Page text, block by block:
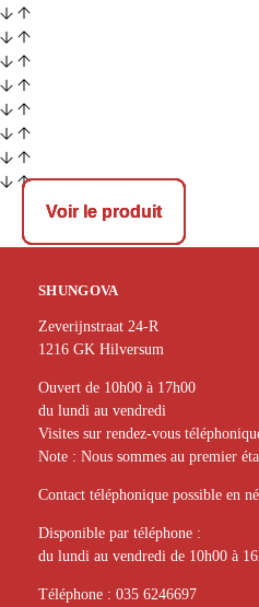
Voir le produit
Voir le produit
Voir le produit
SHUNGOVA
Zeverijnstraat 24-R
1216 GK Hilversum
Ouvert de 10h00 à 17h00
du lundi au vendredi
Visites sur rendez-vous
Note : Nous sommes au premier
Contact téléphonique possible en
Disponible par téléphone :
du lundi au vendredi de 10h00 à
Téléphone : 035 6246697